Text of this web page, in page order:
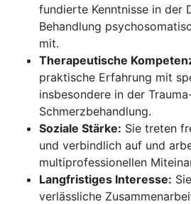
fundierte Kenntnisse in der
Behandlung
mit.
Therapeutische
praktische Erfahrung mit
insbesondere in der
Schmerzbehandlung.
Soziale Stärke: Sie treten
und verbindlich auf und
multiprofessionellen
Langfristiges Interesse:
verlässliche